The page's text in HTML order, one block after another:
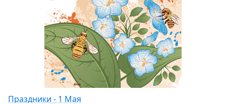
Праздники - 1 Мая